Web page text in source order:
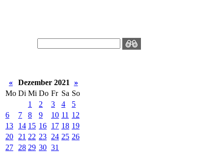
« Dezember 2021
»
Mo Di Mi Do Fr Sa So
1
2 3 4
5
6
7 8 9 10 11 12
13
14 15 16 17 18 19
20
21 22 23 24 25 26
27
28 29 30 31